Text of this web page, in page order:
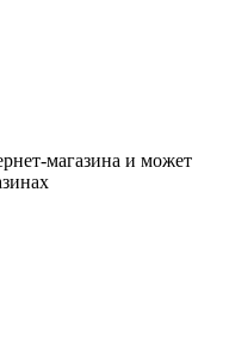
магазина и может